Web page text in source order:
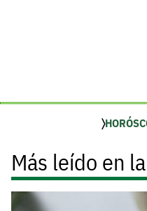
Más leído en